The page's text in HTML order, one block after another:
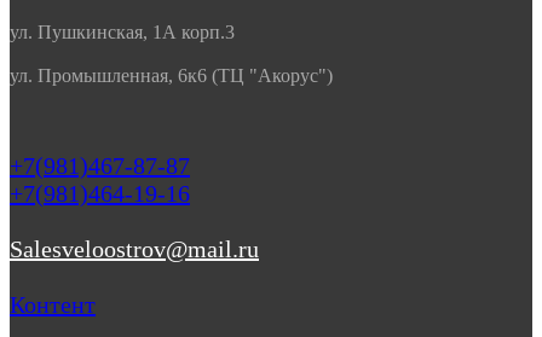
ул. Пушкинская, 1А корп.3
ул. Промышленная, 6к6 (ТЦ "Акорус")
+7(981)467-87-87
+7(981)464-19-16
Salesveloostrov@mail.ru
Контент